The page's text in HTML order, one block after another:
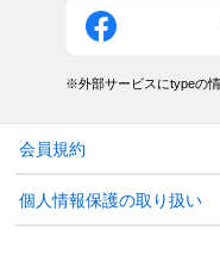
※外部サービスにtypeの
会員規約
個人情報保護の取り扱い